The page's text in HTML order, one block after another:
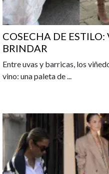
COSECHA DE ESTILO:
BRINDAR
Entre uvas y barricas, los
vino: una paleta de